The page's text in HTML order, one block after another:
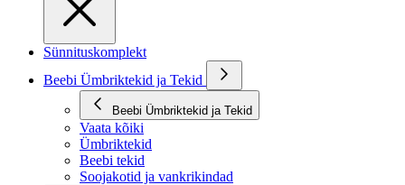
Sünnituskomplekt
Beebi Ümbriktekid ja Tekid
Beebi Ümbriktekid ja Tekid
Vaata kõiki
Ümbriktekid
Beebi tekid
Soojakotid ja vankrikindad